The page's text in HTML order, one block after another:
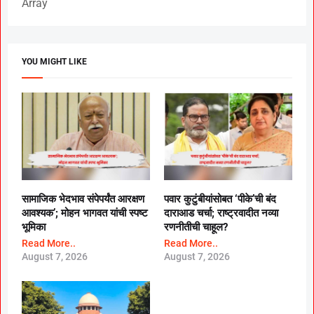
Array
YOU MIGHT LIKE
सामाजिक भेदभाव संपेपर्यंत आरक्षण
आवश्यक’; मोहन भागवत यांची स्पष्ट
भूमिका
Read More..
August 7, 2026
पवार कुटुंबीयांसोबत ‘पीके’ची बंद
दाराआड चर्चा; राष्ट्रवादीत नव्या
रणनीतीची चाहूल?
Read More..
August 7, 2026